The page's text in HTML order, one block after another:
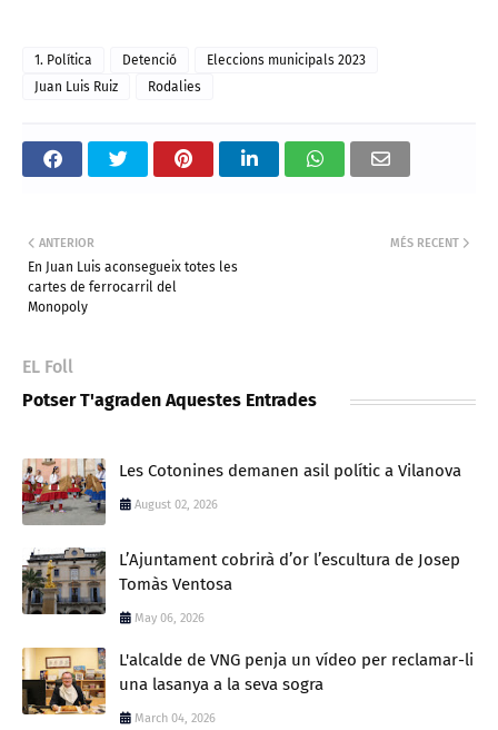
1. Política Detenció
Eleccions municipals 2023
Juan Luis Ruiz
Rodalies
MÉS RECENT
ANTERIOR
En Juan Luis aconsegueix totes les
cartes de ferrocarril del
Monopoly
EL Foll
Potser T'agraden Aquestes Entrades
Les Cotonines demanen asil polític a Vilanova
August 02, 2026
L’Ajuntament cobrirà d’or l’escultura de Josep
Tomàs Ventosa
May 06, 2026
L'alcalde de VNG penja un vídeo per reclamar-li
una lasanya a la seva sogra
March 04, 2026